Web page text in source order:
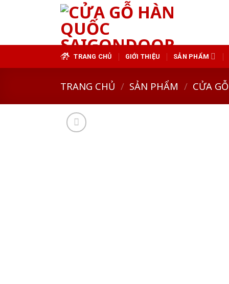
TRANG CHỦ GIỚI THIỆU SẢN PHẨM
TRANG CHỦ / SẢN PHẨM / CỬA GỖ